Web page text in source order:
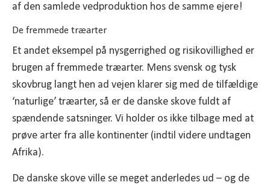
af den samlede vedproduktion hos de samme ejere!
De fremmede træarter
Et andet eksempel på nysgerrighed og risikovillighed er
brugen af fremmede træarter. Mens svensk og tysk
skovbrug langt hen ad vejen klarer sig med de tilfældige
‘naturlige’ træarter, så er de danske skove fuldt af
spændende satsninger. Vi holder os ikke tilbage med at
prøve arter fra alle kontinenter (indtil videre undtagen
Afrika).
De danske skove ville se meget anderledes ud – og de